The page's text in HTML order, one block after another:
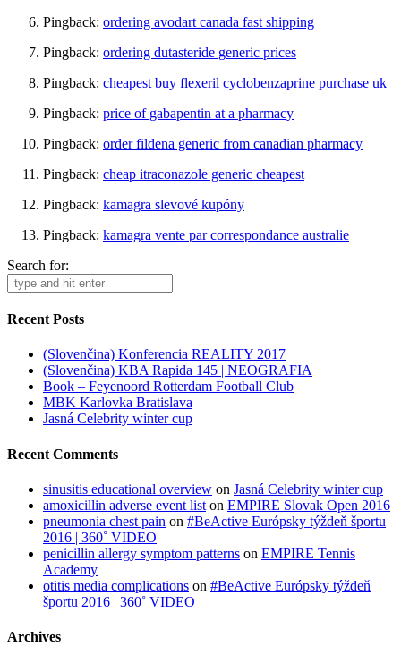
Pingback: ordering avodart canada fast shipping
Pingback: ordering dutasteride generic prices
Pingback: cheapest buy flexeril cyclobenzaprine purchase uk
Pingback: price of gabapentin at a pharmacy
Pingback: order fildena generic from canadian pharmacy
Pingback: cheap itraconazole generic cheapest
Pingback: kamagra slevové kupóny
Pingback: kamagra vente par correspondance australie
Search for:
Recent Posts
(Slovenčina) Konferencia REALITY 2017
(Slovenčina) KBA Rapida 145 | NEOGRAFIA
Book – Feyenoord Rotterdam Football Club
MBK Karlovka Bratislava
Jasná Celebrity winter cup
Recent Comments
sinusitis educational overview on Jasná Celebrity winter cup
amoxicillin adverse event list on EMPIRE Slovak Open 2016
pneumonia chest pain on #BeActive Európsky týždeň športu
2016 | 360˚ VIDEO
penicillin allergy symptom patterns on EMPIRE Tennis
Academy
otitis media complications on #BeActive Európsky týždeň
športu 2016 | 360˚ VIDEO
Archives